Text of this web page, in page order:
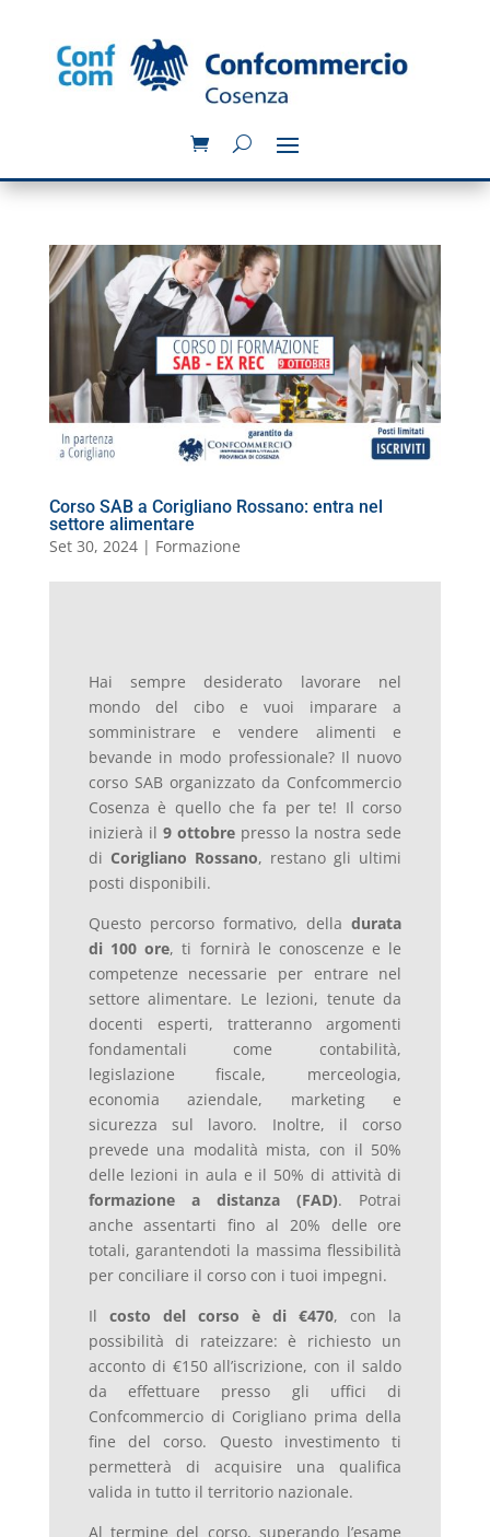
Corso SAB a Corigliano Rossano: entra nel
settore alimentare
Set 30, 2024| Formazione
Hai sempre desiderato lavorare nel
mondo del cibo e vuoi imparare a
somministrare e vendere alimenti e
bevande in modo professionale? Il nuovo
corso SAB organizzato da Confcommercio
Cosenza è quello che fa per te! Il corso
inizierà il 9 ottobrepresso la nostra sede
di Corigliano Rossano, restano gli ultimi
posti disponibili.
Questo percorso formativo, delladurata
di 100 ore, ti fornirà le conoscenze e le
competenze necessarie per entrare nel
settore alimentare. Le lezioni, tenute da
docenti esperti, tratteranno argomenti
fondamentali come contabilità,
legislazione fiscale, merceologia,
economia aziendale, marketing e
sicurezza sul lavoro. Inoltre, il corso
prevede una modalità mista, con il 50%
delle lezioni in aula e il 50% di attività di
formazione a distanza (FAD). Potrai
anche assentarti fino al 20% delle ore
totali, garantendoti la massima flessibilità
per conciliare il corso con i tuoi impegni.
Il costo del corso è di €470, con la
possibilità di rateizzare: è richiesto un
acconto di €150 all’iscrizione, con il saldo
da effettuare presso gli uffici di
Confcommercio di Corigliano prima della
fine del corso. Questo investimento ti
permetterà di acquisire una qualifica
valida in tutto il territorio nazionale.
Al termine del corso, superando l’esame